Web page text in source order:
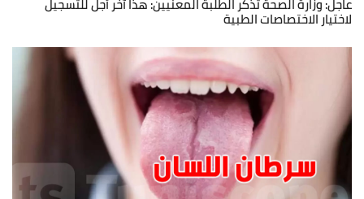
لاختيار الاختصاصات الطبية